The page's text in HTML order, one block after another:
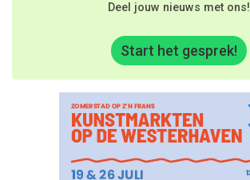
Deel jouw nieuws met ons!
Start het gesprek!